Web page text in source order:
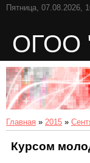
Пятница, 07.08.2026,
ОГОО
Главная » 2015 »
Курсом